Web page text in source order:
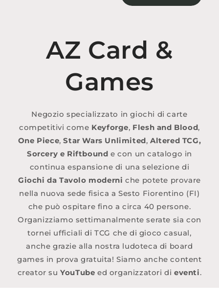
AZ Card &
Games
Negozio specializzato in giochi di carte
competitivi come Keyforge, Flesh and Blood,
One Piece,Star Wars Unlimited, Altered TCG,
Sorcery e Riftbound e con un catalogo in
continua espansione di una selezione di
Giochi da Tavolo moderni che potete provare
nella nuova sede fisica a Sesto Fiorentino (FI)
che può ospitare fino a circa 40 persone.
Organizziamo settimanalmente serate sia con
tornei ufficiali di TCG che di gioco casual,
anche grazie alla nostra ludoteca di board
games in prova gratuita! Siamo anche content
creator suYouTubeed organizzatori dieventi.